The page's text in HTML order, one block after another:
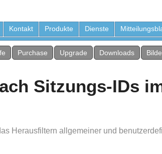
Kontakt Produkte Dienste
Purchase Upgrade Downloads
Sitzungs-IDs
Herausfiltern allgemeiner und